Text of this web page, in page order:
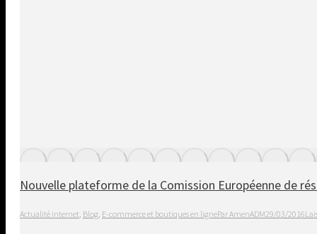
Nouvelle plateforme de la Comission Européenne de
Actualité internet Blog E-commerce et boutiques en ligneParAmenADM29/03/2016